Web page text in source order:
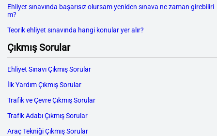
Ehliyet sınavında başarısız olursam yeniden sınava ne zaman girebiliri
m?
Teorik ehliyet sınavında hangi konular yer alır?
Çıkmış Sorular
Ehliyet Sınavı Çıkmış Sorular
İlk Yardım Çıkmış Sorular
Trafik ve Çevre Çıkmış Sorular
Trafik Adabı Çıkmış Sorular
Araç Tekniği Çıkmış Sorular